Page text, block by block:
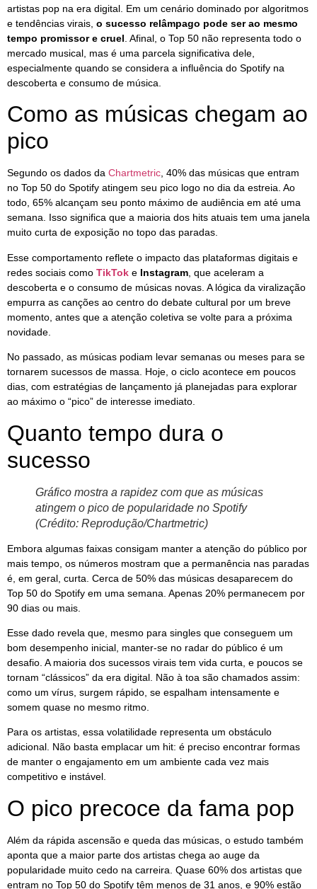
artistas pop na era digital. Em um cenário dominado por algoritmos
e tendências virais, o sucesso relâmpago pode ser ao mesmo
tempo promissor e cruel . Afinal, o Top 50 não representa todo o
mercado musical, mas é uma parcela significativa dele,
especialmente quando se considera a influência do Spotify na
descoberta e consumo de música.
Como as músicas chegam ao
pico
Segundo os dados da Chartmetric, 40% das músicas que entram
no Top 50 do Spotify atingem seu pico logo no dia da estreia. Ao
todo, 65% alcançam seu ponto máximo de audiência em até uma
semana. Isso significa que a maioria dos hits atuais tem uma janela
muito curta de exposição no topo das paradas.
Esse comportamento reflete o impacto das plataformas digitais e
redes sociais como TikTok e Instagram , que aceleram a
descoberta e o consumo de músicas novas. A lógica da viralização
empurra as canções ao centro do debate cultural por um breve
momento, antes que a atenção coletiva se volte para a próxima
novidade.
No passado, as músicas podiam levar semanas ou meses para se
tornarem sucessos de massa. Hoje, o ciclo acontece em poucos
dias, com estratégias de lançamento já planejadas para explorar
ao máximo o “pico” de interesse imediato.
Quanto tempo dura o
sucesso
Gráfico mostra a rapidez com que as músicas
atingem o pico de popularidade no Spotify
(Crédito: Reprodução/Chartmetric)
Embora algumas faixas consigam manter a atenção do público por
mais tempo, os números mostram que a permanência nas paradas
é, em geral, curta. Cerca de 50% das músicas desaparecem do
Top 50 do Spotify em uma semana. Apenas 20% permanecem por
90 dias ou mais.
Esse dado revela que, mesmo para singles que conseguem um
bom desempenho inicial, manter-se no radar do público é um
desafio. A maioria dos sucessos virais tem vida curta, e poucos se
tornam “clássicos” da era digital. Não à toa são chamados assim:
como um vírus, surgem rápido, se espalham intensamente e
somem quase no mesmo ritmo.
Para os artistas, essa volatilidade representa um obstáculo
adicional. Não basta emplacar um hit: é preciso encontrar formas
de manter o engajamento em um ambiente cada vez mais
competitivo e instável.
O pico precoce da fama pop
Além da rápida ascensão e queda das músicas, o estudo também
aponta que a maior parte dos artistas chega ao auge da
popularidade muito cedo na carreira. Quase 60% dos artistas que
entram no Top 50 do Spotify têm menos de 31 anos, e 90% estão